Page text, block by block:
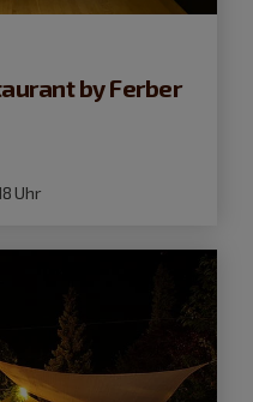
by Ferber
Uhr